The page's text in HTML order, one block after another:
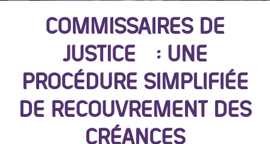
COMMISSAIRES DE
JUSTICE : UNE
PROCÉDURE SIMPLIFIÉE
DE RECOUVREMENT DES
CRÉANCES